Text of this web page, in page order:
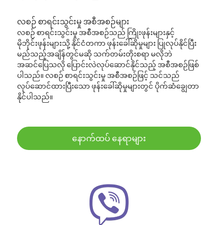
လစဉ် စာရင်းသွင်းမှု အစီအစဉ်များ
လစဉ် စာရင်းသွင်းမှု အစီအစဉ်သည် ကြိုးဖုန်းများနှင့်
မိုဘိုင်းဖုန်းများသို့ နိုင်ငံတကာ ဖုန်းခေါ်ဆိုမှုများ ပြုလုပ်နိုင်ပြီး
မည်သည့်အချိန်တွင်မဆို သက်တမ်းတိုးစရာ မလိုဘဲ
အဆင်ပြေသလို ပြောင်းလဲလုပ်ဆောင်နိုင်သည့် အစီအစဉ်ဖြစ်
ပါသည်။ လစဉ် စာရင်းသွင်းမှု အစီအစဉ်ဖြင့် သင်သည်
လုပ်ဆောင်ထားပြီးသော ဖုန်းခေါ်ဆိုမှုများတွင် ပိုက်ဆံချွေတာ
နိုင်ပါသည်။
နောက်ထပ် နေရာများ